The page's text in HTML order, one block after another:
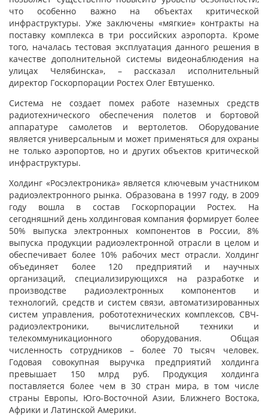
что особенно важно на объектах критической
инфраструктуры. Уже заключены «мягкие» контракты на
поставку комплекса в три российских аэропорта. Кроме
того, началась тестовая эксплуатация данного решения в
качестве дополнительной системы видеонаблюдения на
улицах Челябинска», – рассказал исполнительный
директор Госкорпорации Ростех Олег Евтушенко.
Система не создает помех работе наземных средств
радиотехнического обеспечения полетов и бортовой
аппаратуре самолетов и вертолетов. Оборудование
является универсальным и может применяться для охраны
не только аэропортов, но и других объектов критической
инфраструктуры.
Холдинг «Росэлектроника» является ключевым участником
радиоэлектронного рынка. Образована в 1997 году, в 2009
году вошла в состав Госкорпорации Ростех. На
сегодняшний день холдинговая компания формирует более
50% выпуска электронных компонентов в России, 8%
выпуска продукции радиоэлектронной отрасли в целом и
обеспечивает более 10% рабочих мест отрасли. Холдинг
объединяет более 120 предприятий и научных
организаций, специализирующихся на разработке и
производстве радиоэлектронных компонентов и
технологий, средств и систем связи, автоматизированных
систем управления, робототехнических комплексов, СВЧ-
радиоэлектроники, вычислительной техники и
телекоммуникационного оборудования. Общая
численность сотрудников – более 70 тысяч человек.
Годовая совокупная выручка предприятий холдинга
превышает 150 млрд руб. Продукция холдинга
поставляется более чем в 30 стран мира, в том числе
страны Европы, Юго-Восточной Азии, Ближнего Востока,
Африки и Латинской Америки.